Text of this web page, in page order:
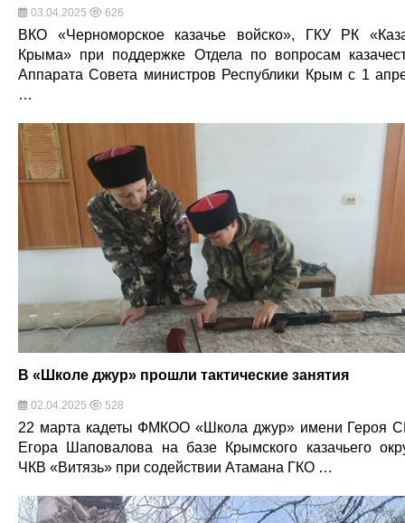
03.04.2025 626
ВКО «Черноморское казачье войско», ГКУ РК
Крыма» при поддержке Отдела по вопросам
Аппарата Совета министров Республики Крым с 1
…
В «Школе джур» прошли тактические занятия
02.04.2025 528
22 марта кадеты ФМКОО «Школа джур» имени Героя
Егора Шаповалова на базе Крымского казачьего
ЧКВ «Витязь» при содействии Атамана ГКО …